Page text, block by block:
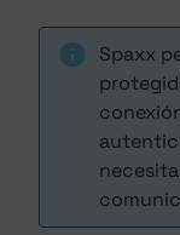
Spaxx